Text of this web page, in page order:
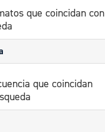
que coincidan con
que coincidan